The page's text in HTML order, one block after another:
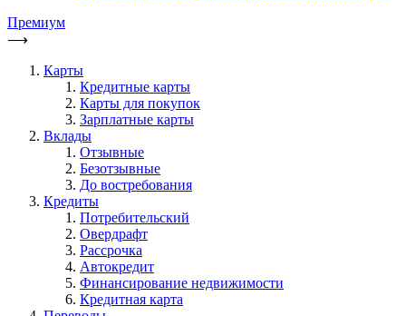
Премиум
⟶
Карты
Кредитные карты
Карты для покупок
Зарплатные карты
Вклады
Отзывные
Безотзывные
До востребования
Кредиты
Потребительский
Овердрафт
Рассрочка
Автокредит
Финансирование недвижимости
Кредитная карта